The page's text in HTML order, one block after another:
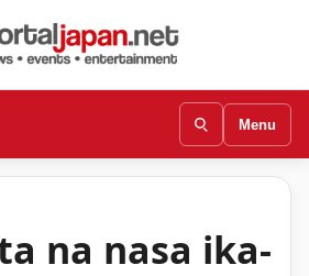
Menu
na nasa ika-